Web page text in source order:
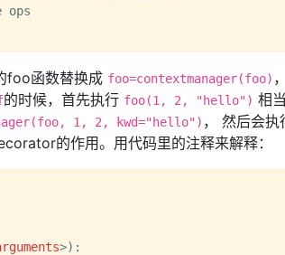
ops
foo函数替换成 foo=contextmanager(foo)
的时候，首先执行 foo(1, 2, "hello") 相
1, 2, kwd="hello") ， 然后会执
的作用。用代码里的注释来解释：
>):